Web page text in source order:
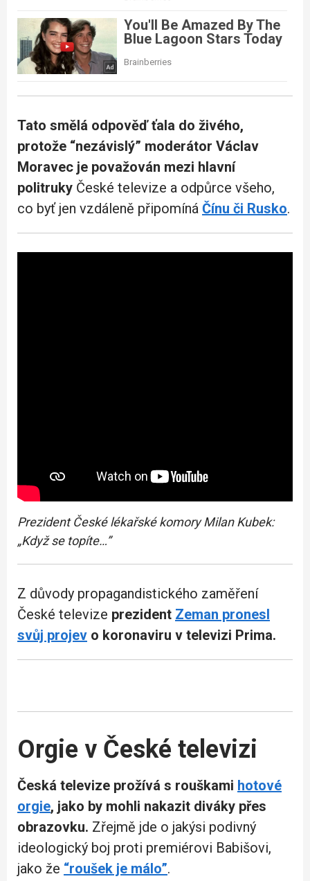
Tato smělá odpověď ťala do živého,
protože “nezávislý” moderátor Václav
Moravec je považován mezi hlavní
politruky České televize a odpůrce všeho,
co byť jen vzdáleně připomíná Čínu či Rusko.
Prezident České lékařské komory Milan Kubek:
„Když se topíte…”
Z důvody propagandistického zaměření
České televize prezident Zeman pronesl
svůj projev o koronaviru v televizi Prima.
Orgie v České televizi
Česká televize prožívá s rouškami hotové
orgie, jako by mohli nakazit diváky přes
obrazovku. Zřejmě jde o jakýsi podivný
ideologický boj proti premiérovi Babišovi,
jako že “roušek je málo”.